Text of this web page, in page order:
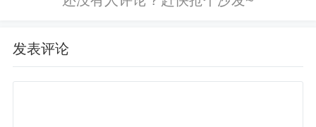
百度给出的参考值。要想打开速度快，自然要大量
精简导航／广告、优化图片等。屏幕宽度自适应、
字体大小、行距等也都将影响用户体验。
发表评论